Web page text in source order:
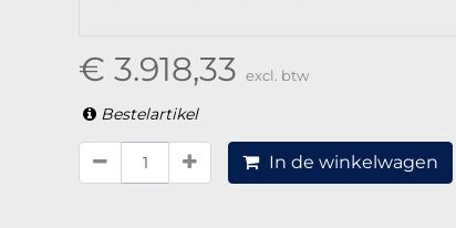
€ 3.918,33 excl. btw
Bestelartikel
In de winkelwagen